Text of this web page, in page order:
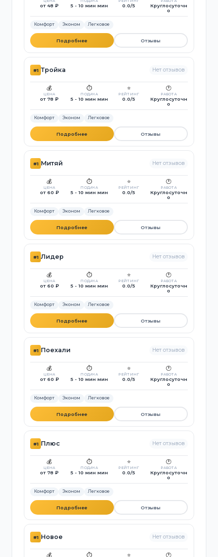
от 48 ₽ 5 - 10 мин мин 0.0/5
Круглосуточн
о
Комфорт Эконом Легковое
Подробнее Отзывы
#1 Тройка Нет отзывов
💰
ЦЕНА
от 78 ₽
⏱️
ПОДАЧА
5 - 10 мин мин
⭐
РЕЙТИНГ
0.0/5
🕐
РАБОТА
Круглосуточн
о
Комфорт Эконом Легковое
Подробнее Отзывы
#1 Митяй Нет отзывов
💰
ЦЕНА
от 60 ₽
⏱️
ПОДАЧА
5 - 10 мин мин
⭐
РЕЙТИНГ
0.0/5
🕐
РАБОТА
Круглосуточн
о
Комфорт Эконом Легковое
Подробнее Отзывы
#1 Лидер Нет отзывов
💰
ЦЕНА
от 60 ₽
⏱️
ПОДАЧА
5 - 10 мин мин
⭐
РЕЙТИНГ
0.0/5
🕐
РАБОТА
Круглосуточн
о
Комфорт Эконом Легковое
Подробнее Отзывы
#1 Поехали Нет отзывов
💰
ЦЕНА
от 60 ₽
⏱️
ПОДАЧА
5 - 10 мин мин
⭐
РЕЙТИНГ
0.0/5
🕐
РАБОТА
Круглосуточн
о
Комфорт Эконом Легковое
Подробнее Отзывы
#1 Плюс Нет отзывов
💰
ЦЕНА
от 78 ₽
⏱️
ПОДАЧА
5 - 10 мин мин
⭐
РЕЙТИНГ
0.0/5
🕐
РАБОТА
Круглосуточн
о
Комфорт Эконом Легковое
Подробнее Отзывы
#1 Новое Нет отзывов
💰 ⏱️ ⭐ 🕐